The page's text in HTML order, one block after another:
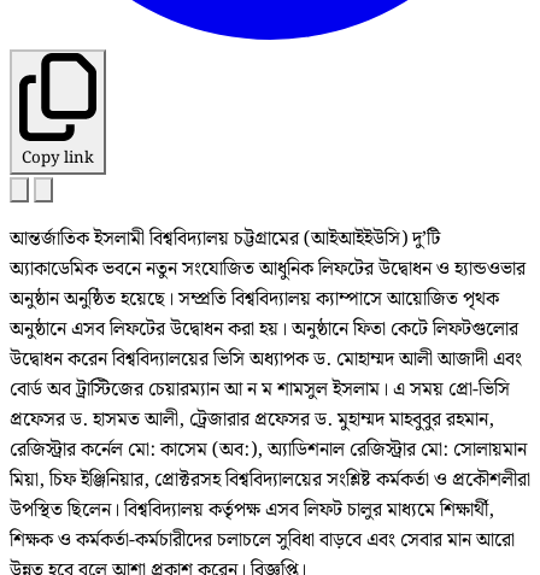
Copy link
আন্তর্জাতিক ইসলামী বিশ্ববিদ্যালয় চট্টগ্রামের (আইআইইউসি) দু’টি
অ্যাকাডেমিক ভবনে নতুন সংযোজিত আধুনিক লিফটের উদ্বোধন ও হ্যান্ডওভার
অনুষ্ঠান অনুষ্ঠিত হয়েছে। সম্প্রতি বিশ্ববিদ্যালয় ক্যাম্পাসে আয়োজিত পৃথক
অনুষ্ঠানে এসব লিফটের উদ্বোধন করা হয়। অনুষ্ঠানে ফিতা কেটে লিফটগুলোর
উদ্বোধন করেন বিশ্ববিদ্যালয়ের ভিসি অধ্যাপক ড. মোহাম্মদ আলী আজাদী এবং
বোর্ড অব ট্রাস্টিজের চেয়ারম্যান আ ন ম শামসুল ইসলাম। এ সময় প্রো-ভিসি
প্রফেসর ড. হাসমত আলী, ট্রেজারার প্রফেসর ড. মুহাম্মদ মাহবুবুর রহমান,
রেজিস্ট্রার কর্নেল মো: কাসেম (অব:), অ্যাডিশনাল রেজিস্ট্রার মো: সোলায়মান
মিয়া, চিফ ইঞ্জিনিয়ার, প্রোক্টরসহ বিশ্ববিদ্যালয়ের সংশ্লিষ্ট কর্মকর্তা ও প্রকৌশলীরা
উপস্থিত ছিলেন। বিশ্ববিদ্যালয় কর্তৃপক্ষ এসব লিফট চালুর মাধ্যমে শিক্ষার্থী,
শিক্ষক ও কর্মকর্তা-কর্মচারীদের চলাচলে সুবিধা বাড়বে এবং সেবার মান আরো